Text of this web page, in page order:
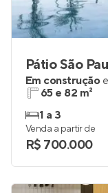
Pátio São
Em construção
65 e 82 m²
1 a 3
Venda a partir de
R$ 700.000